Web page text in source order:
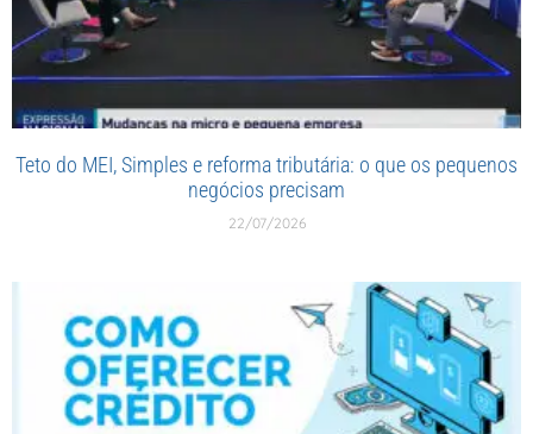
Teto do MEI, Simples e reforma tributária: o que os pequenos
negócios precisam
22/07/2026